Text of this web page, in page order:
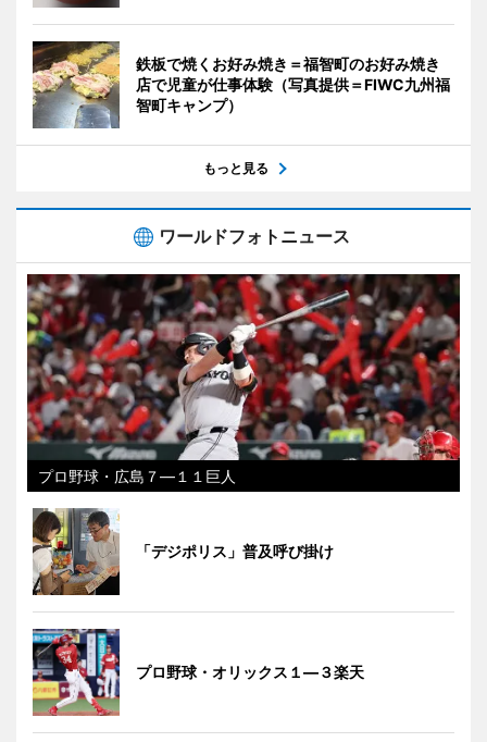
鉄板で焼くお好み焼き＝福智町のお好み焼き
店で児童が仕事体験（写真提供＝FIWC九州福
智町キャンプ）
もっと見る
ワールドフォトニュース
プロ野球・広島７―１１巨人
「デジポリス」普及呼び掛け
プロ野球・オリックス１―３楽天